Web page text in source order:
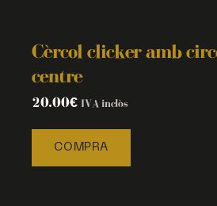
Cèrcol clicker amb
centre
20.00€ IVA inclòs
COMPRA